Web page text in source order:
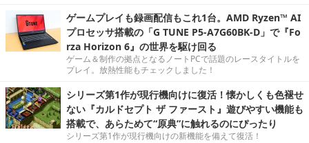
ゲームプレイも録画配信もこれ1台。AMD Ryzen™ AI
プロセッサ搭載の「G TUNE P5-A7G60BK-D」で『Fo
rza Horizon 6』の世界を駆け回る
ゲーム＆制作の拠点となるノートPCで話題のレースタイトルを
プレイ。放熱性能もチェックしました！
シリーズ第1作が現行機向けに復活！懐かしくも色褪せ
ない『カルドセプト ザ ファースト』遊びやすい機能も
搭載で、あらためて“原典”に触れるのにぴったり
シリーズ第1作が現行機向けの新機能を備えて復活！